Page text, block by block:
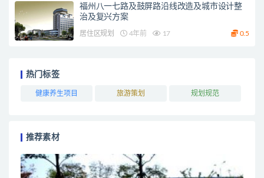
福州八一七路及鼓屏路沿线改造及城市设计整
治及复兴方案
居住区规划 4年前 17 0.5
热门标签
健康养生项目 旅游策划 规划规范
推荐素材